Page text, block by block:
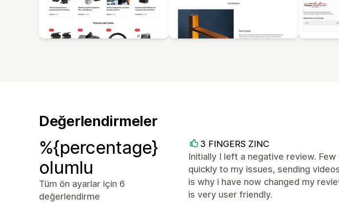
Değerlendirmeler
%{percentage}
olumlu
Tüm ön ayarlar için 6
değerlendirme
3 FINGERS ZINC
Initially I left a negative review.
quickly to my issues, sending
is why i have now changed my
is very user friendly.